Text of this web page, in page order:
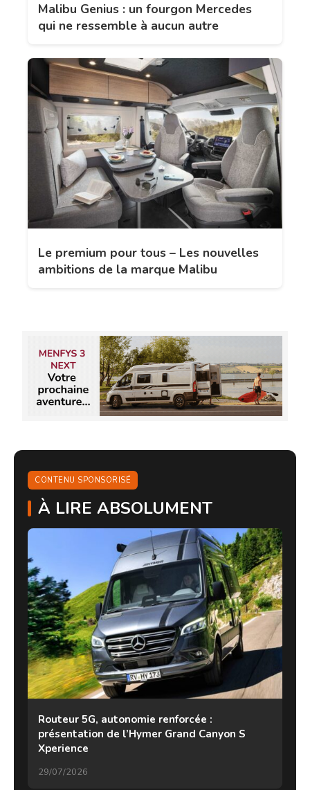
Malibu Genius : un fourgon Mercedes
qui ne ressemble à aucun autre
Le premium pour tous – Les nouvelles
ambitions de la marque Malibu
CONTENU SPONSORISÉ
À LIRE ABSOLUMENT
Routeur 5G, autonomie renforcée :
présentation de l’Hymer Grand Canyon S
Xperience
29/07/2026